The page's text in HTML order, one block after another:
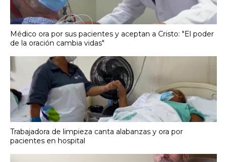
Médico ora por sus pacientes y aceptan a Cristo: "El poder
de la oración cambia vidas"
Trabajadora de limpieza canta alabanzas y ora por
pacientes en hospital